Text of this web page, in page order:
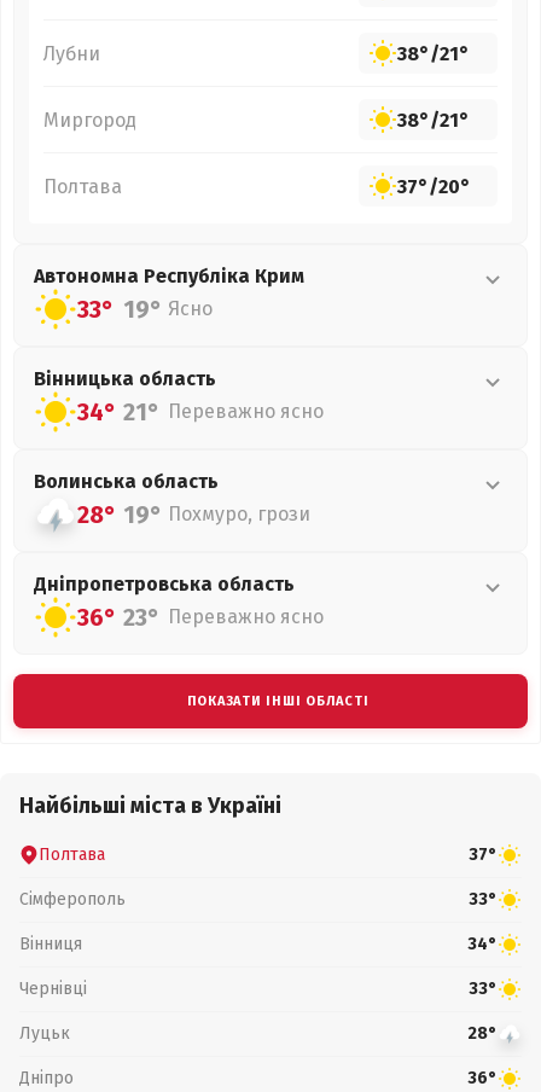
Лубни 38°/21°
Миргород 38°/21°
Полтава 37°/20°
Автономна Республіка Крим
33° 19° Ясно
Вінницька область
34° 21° Переважно ясно
Волинська область
28° 19° Похмуро, грози
Дніпропетровська область
36° 23° Переважно ясно
ПОКАЗАТИ ІНШІ ОБЛАСТІ
Найбільші міста в Україні
Полтава 37°
Сімферополь 33°
Вінниця 34°
Чернівці 33°
Луцьк 28°
Дніпро 36°